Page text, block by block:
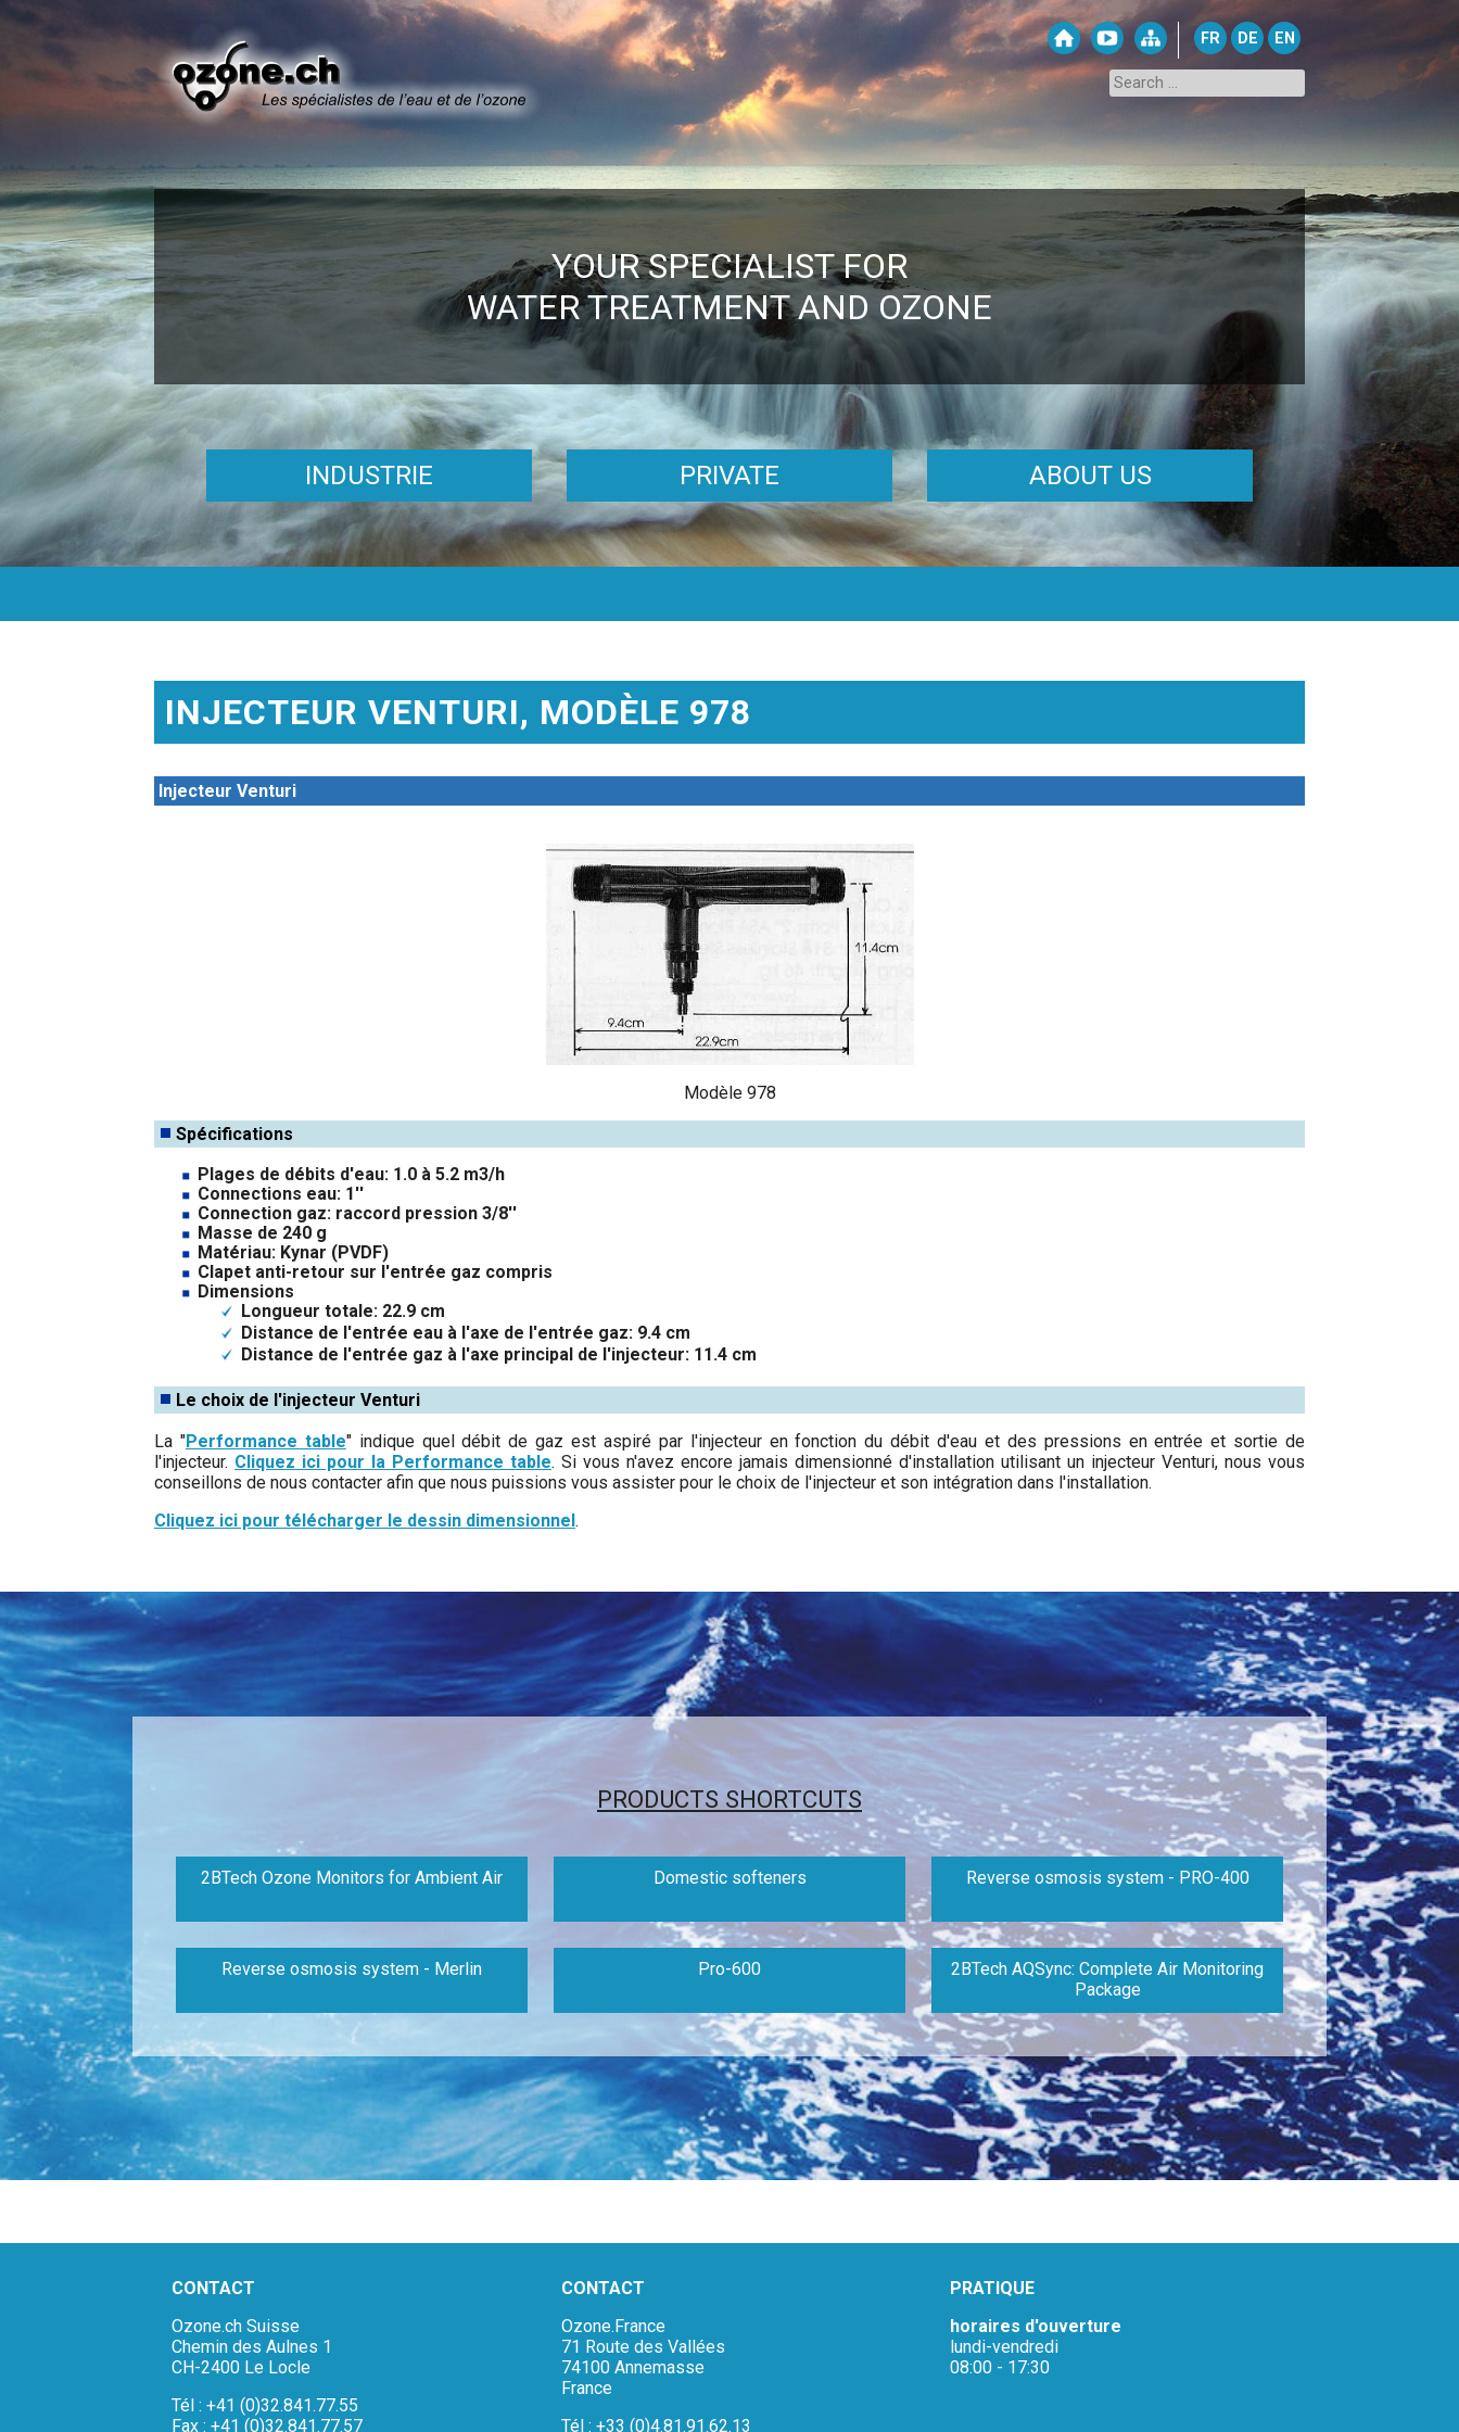
FR DE EN
YOUR SPECIALIST FOR
WATER TREATMENT AND OZONE
INDUSTRIE PRIVATE ABOUT US
INJECTEUR VENTURI, MODÈLE 978
Injecteur Venturi
Modèle 978
Spécifications
Plages de débits d'eau: 1.0 à 5.2 m3/h
Connections eau: 1''
Connection gaz: raccord pression 3/8''
Masse de 240 g
Matériau: Kynar (PVDF)
Clapet anti-retour sur l'entrée gaz compris
Dimensions
Longueur totale: 22.9 cm
Distance de l'entrée eau à l'axe de l'entrée gaz: 9.4 cm
Distance de l'entrée gaz à l'axe principal de l'injecteur: 11.4 cm
Le choix de l'injecteur Venturi
La "Performance table" indique quel débit de gaz est aspiré par l'injecteur en fonction du débit d'eau et des pressions en entrée et sortie de
l'injecteur. Cliquez ici pour la Performance table. Si vous n'avez encore jamais dimensionné d'installation utilisant un injecteur Venturi, nous vous
conseillons de nous contacter afin que nous puissions vous assister pour le choix de l'injecteur et son intégration dans l'installation.
Cliquez ici pour télécharger le dessin dimensionnel .
PRODUCTS SHORTCUTS
2BTech Ozone Monitors for Ambient Air Domestic softeners Reverse osmosis system - PRO-400
Reverse osmosis system - Merlin Pro-600
2BTech AQSync: Complete Air Monitoring
Package
CONTACT
Ozone.ch Suisse
Chemin des Aulnes 1
CH-2400 Le Locle
Tél : +41 (0)32.841.77.55
Fax : +41 (0)32.841.77.57
CONTACT
Ozone.France
71 Route des Vallées
74100 Annemasse
France
Tél : +33 (0)4.81.91.62.13
PRATIQUE
horaires d'ouverture
lundi-vendredi
08:00 - 17:30